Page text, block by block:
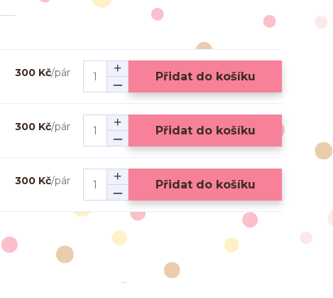
300 Kč/pár Přidat do košíku
300 Kč/pár Přidat do košíku
300 Kč/pár Přidat do košíku